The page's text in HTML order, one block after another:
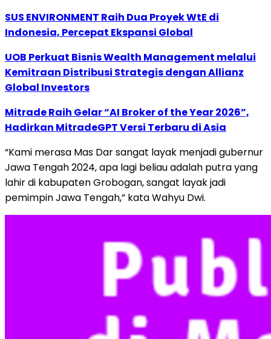
SUS ENVIRONMENT Raih Dua Proyek WtE di
Indonesia, Percepat Ekspansi Global
UOB Perkuat Bisnis Wealth Management melalui
Kemitraan Distribusi Strategis dengan Allianz
Global Investors
Mitrade Raih Gelar “AI Broker of the Year 2026”,
Hadirkan MitradeGPT Versi Terbaru di Asia
“Kami merasa Mas Dar sangat layak menjadi gubernur
Jawa Tengah 2024, apa lagi beliau adalah putra yang
lahir di kabupaten Grobogan, sangat layak jadi
pemimpin Jawa Tengah,” kata Wahyu Dwi.